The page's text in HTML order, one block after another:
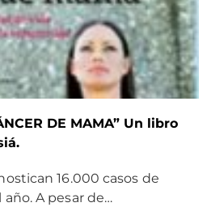
DE MAMA” Un libro
16.000 casos de
A pesar de…